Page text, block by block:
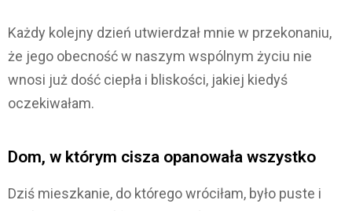
Każdy kolejny dzień utwierdzał mnie w przekonaniu,
że jego obecność w naszym wspólnym życiu nie
wnosi już dość ciepła i bliskości, jakiej kiedyś
oczekiwałam.
Dom, w którym cisza opanowała wszystko
Dziś mieszkanie, do którego wróciłam, było puste i